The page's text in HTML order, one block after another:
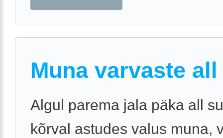
Muna varvaste all
Algul parema jala päka all
kõrval astudes valus muna,